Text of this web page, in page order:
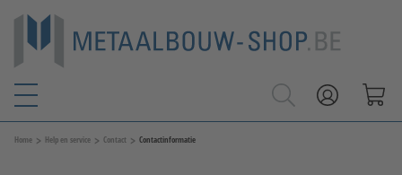
Home > Help en service > Contact > Contactinformatie